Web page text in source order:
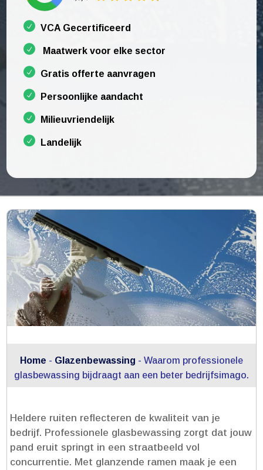
VCA Gecertificeerd
Maatwerk voor elke sector
Gratis offerte aanvragen
Persoonlijke aandacht
Milieuvriendelijk
Landelijk
Home - Glazenbewassing - Waarom professionele
glasbewassing bijdraagt aan een beter bedrijfsimago.​
Heldere ruiten reflecteren de kwaliteit van je
bedrijf.​ Professionele glasbewassing zorgt dat jouw
pand eruit springt in een straatbeeld vol
concurrentie.​ Met glanzende ramen maak je een